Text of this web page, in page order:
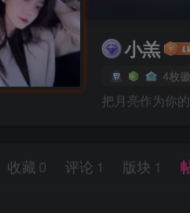
小羔
4枚
把月亮作为你
收藏 0 评论 1 版块 1